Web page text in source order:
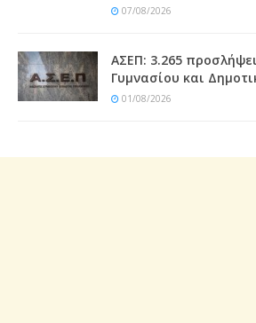
07/08/2026
ΑΣΕΠ: 3.265
Γυμνασίου και
01/08/2026